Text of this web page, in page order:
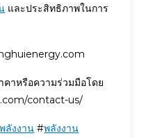
และประสิทธิภาพในการ
คาหรือความร่วมมือโดย
contact-us/
ลังงาน #พลังงาน